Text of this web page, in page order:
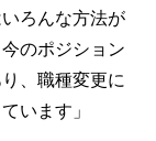
ろんな方法が
のポジション
、職種変更に
います」